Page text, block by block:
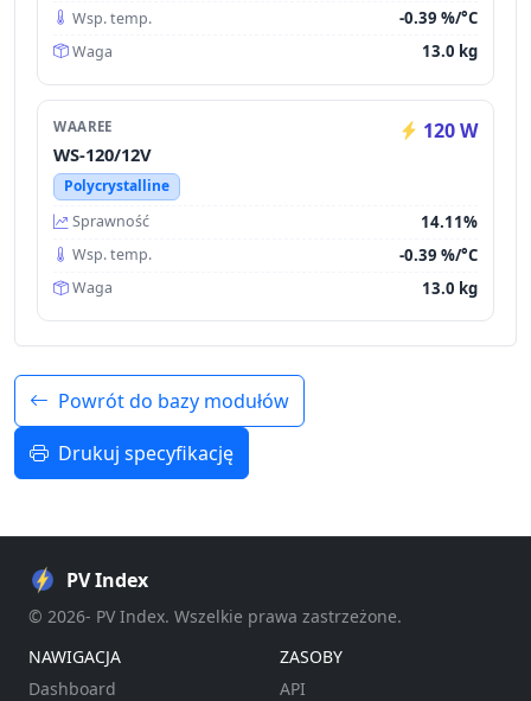
Wsp. temp. -0.39 %/°C
Waga 13.0 kg
WAAREE 120 W
WS-120/12V
Polycrystalline
Sprawność
14.11%
Wsp. temp. -0.39 %/°C
Waga 13.0 kg
Powrót do bazy modułów
Drukuj specyfikację
PV Index
© 2026- PV Index. Wszelkie prawa zastrzeżone.
NAWIGACJA
Dashboard
ZASOBY
API